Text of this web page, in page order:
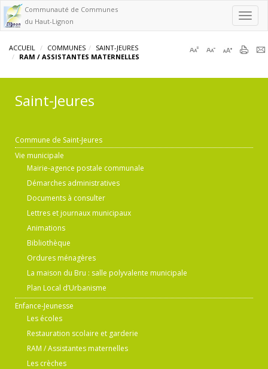
Communauté de Communes
du Haut-Lignon
ACCUEIL COMMUNES
SAINT-JEURES
RAM / ASSISTANTES MATERNELLES
Saint-Jeures
Commune de Saint-Jeures
Vie municipale
Mairie-agence postale communale
Démarches administratives
Documents à consulter
Lettres et journaux municipaux
Animations
Bibliothèque
Ordures ménagères
La maison du Bru : salle polyvalente municipale
Plan Local d’Urbanisme
Enfance-Jeunesse
Les écoles
Restauration scolaire et garderie
RAM / Assistantes maternelles
Les crèches